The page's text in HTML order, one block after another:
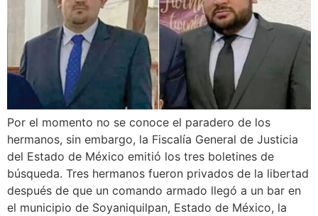
Por el momento no se conoce el paradero de los
hermanos, sin embargo, la Fiscalía General de Justicia
del Estado de México emitió los tres boletines de
búsqueda. Tres hermanos fueron privados de la libertad
después de que un comando armado llegó a un bar en
el municipio de Soyaniquilpan, Estado de México, la